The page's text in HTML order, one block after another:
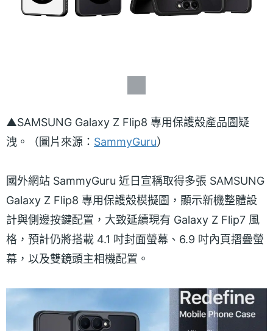
▲SAMSUNG Galaxy Z Flip8 專用保護殼產品圖疑
洩。（圖片來源： SammyGuru）
國外網站 SammyGuru 近日宣稱取得多張 SAMSUNG
Galaxy Z Flip8 專用保護殼模擬圖，顯示新機整體設
計與側邊按鍵配置，大致延續現有 Galaxy Z Flip7 風
格，預計仍將搭載 4.1 吋封面螢幕、6.9 吋內頁摺疊螢
幕，以及雙鏡頭主相機配置。